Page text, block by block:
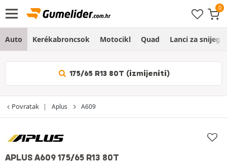
Auto Kerékabroncsok Motocikl Quad Lanci za snijeg
175/65 R13 80T (izmijeniti)
Povratak Aplus A609
APLUS A609 175/65 R13 80T